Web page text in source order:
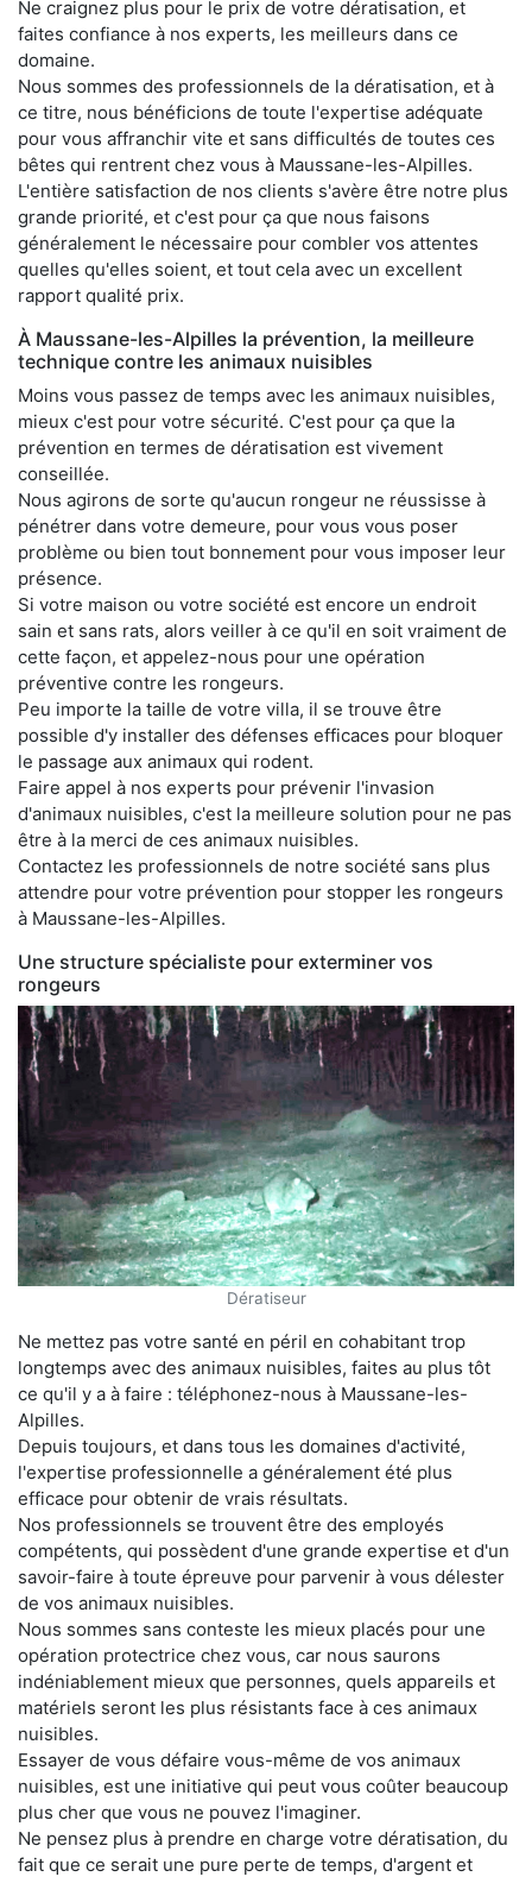
Ne craignez plus pour le prix de votre dératisation, et
faites confiance à nos experts, les meilleurs dans ce
domaine.
Nous sommes des professionnels de la dératisation, et à
ce titre, nous bénéficions de toute l'expertise adéquate
pour vous affranchir vite et sans difficultés de toutes ces
bêtes qui rentrent chez vous à Maussane-les-Alpilles.
L'entière satisfaction de nos clients s'avère être notre plus
grande priorité, et c'est pour ça que nous faisons
généralement le nécessaire pour combler vos attentes
quelles qu'elles soient, et tout cela avec un excellent
rapport qualité prix.
À Maussane-les-Alpilles la prévention, la meilleure
technique contre les animaux nuisibles
Moins vous passez de temps avec les animaux nuisibles,
mieux c'est pour votre sécurité. C'est pour ça que la
prévention en termes de dératisation est vivement
conseillée.
Nous agirons de sorte qu'aucun rongeur ne réussisse à
pénétrer dans votre demeure, pour vous vous poser
problème ou bien tout bonnement pour vous imposer leur
présence.
Si votre maison ou votre société est encore un endroit
sain et sans rats, alors veiller à ce qu'il en soit vraiment de
cette façon, et appelez-nous pour une opération
préventive contre les rongeurs.
Peu importe la taille de votre villa, il se trouve être
possible d'y installer des défenses efficaces pour bloquer
le passage aux animaux qui rodent.
Faire appel à nos experts pour prévenir l'invasion
d'animaux nuisibles, c'est la meilleure solution pour ne pas
être à la merci de ces animaux nuisibles.
Contactez les professionnels de notre société sans plus
attendre pour votre prévention pour stopper les rongeurs
à Maussane-les-Alpilles.
Une structure spécialiste pour exterminer vos
rongeurs
Dératiseur
Ne mettez pas votre santé en péril en cohabitant trop
longtemps avec des animaux nuisibles, faites au plus tôt
ce qu'il y a à faire : téléphonez-nous à Maussane-les-
Alpilles.
Depuis toujours, et dans tous les domaines d'activité,
l'expertise professionnelle a généralement été plus
efficace pour obtenir de vrais résultats.
Nos professionnels se trouvent être des employés
compétents, qui possèdent d'une grande expertise et d'un
savoir-faire à toute épreuve pour parvenir à vous délester
de vos animaux nuisibles.
Nous sommes sans conteste les mieux placés pour une
opération protectrice chez vous, car nous saurons
indéniablement mieux que personnes, quels appareils et
matériels seront les plus résistants face à ces animaux
nuisibles.
Essayer de vous défaire vous-même de vos animaux
nuisibles, est une initiative qui peut vous coûter beaucoup
plus cher que vous ne pouvez l'imaginer.
Ne pensez plus à prendre en charge votre dératisation, du
fait que ce serait une pure perte de temps, d'argent et